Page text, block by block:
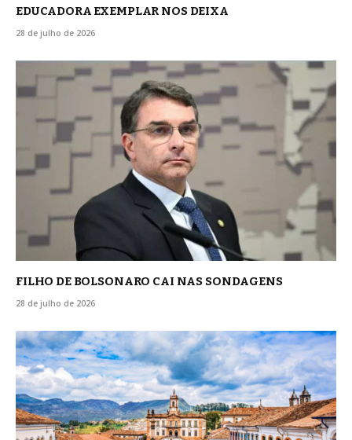
EDUCADORA EXEMPLAR NOS DEIXA
28 de julho de 2026
FILHO DE BOLSONARO CAI NAS SONDAGENS
28 de julho de 2026